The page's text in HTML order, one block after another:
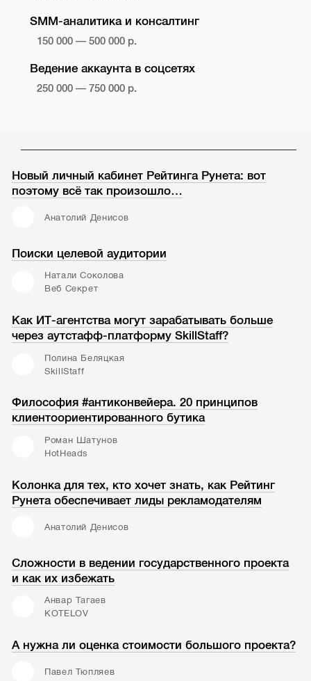
SMM-аналитика и консалтинг
150 000 — 500 000 р.
Ведение аккаунта в соцсетях
250 000 — 750 000 р.
Новый личный кабинет Рейтинга Рунета: вот
поэтому всё так произошло…
Анатолий Денисов
Поиски целевой аудитории
Натали Соколова
Веб Секрет
Как ИТ-агентства могут зарабатывать больше
через аутстафф-платформу SkillStaff?
Полина Беляцкая
SkillStaff
Философия #антиконвейера. 20 принципов
клиентоориентированного бутика
Роман Шатунов
HotHeads
Колонка для тех, кто хочет знать, как Рейтинг
Рунета обеспечивает лиды рекламодателям
Анатолий Денисов
Сложности в ведении государственного проекта
и как их избежать
Анвар Тагаев
KOTELOV
А нужна ли оценка стоимости большого проекта?
Павел Тюпляев